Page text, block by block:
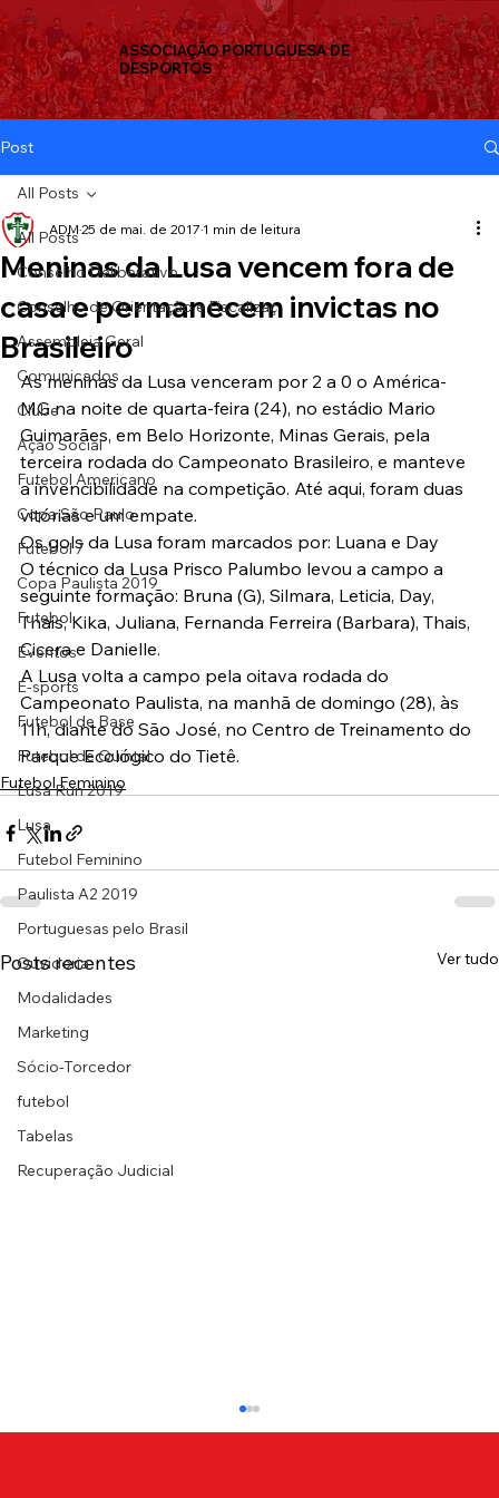
ASSOCIAÇÃO PORTUGUESA DE
DESPORTOS
Post
All Posts
Conselho Deliberativo
Conselho de Orientação e Fiscalizaç
Assembleia Geral
Comunicados
Clube
Ação Social
Futebol Americano
Copa São Paulo
Futebol 7
Copa Paulista 2019
Futebol
Eventos
E-sports
Futebol de Base
Futebol de Quintal
Lusa Run 2019
Lusa
Futebol Feminino
Paulista A2 2019
Portuguesas pelo Brasil
Ouvidoria
Modalidades
Marketing
Sócio-Torcedor
futebol
Tabelas
Recuperação Judicial
All Posts
Meninas da Lusa vencem fora de
casa e permanecem invictas no
Brasileiro
ADM 25 de mai. de 2017 1 min de leitura
As meninas da Lusa venceram por 2 a 0 o América-
MG na noite de quarta-feira (24), no estádio Mario
Guimarães, em Belo Horizonte, Minas Gerais, pela
terceira rodada do Campeonato Brasileiro, e manteve
a invencibilidade na competição. Até aqui, foram duas
vitórias e um empate.
Os gols da Lusa foram marcados por: Luana e Day
O técnico da Lusa Prisco Palumbo levou a campo a
seguinte formação: Bruna (G), Silmara, Leticia, Day,
Thais, Kika, Juliana, Fernanda Ferreira (Barbara), Thais,
Cicera e Danielle.
A Lusa volta a campo pela oitava rodada do
Campeonato Paulista, na manhã de domingo (28), às
11h, diante do São José, no Centro de Treinamento do
Parque Ecológico do Tietê.
Futebol Feminino
Posts recentes Ver tudo